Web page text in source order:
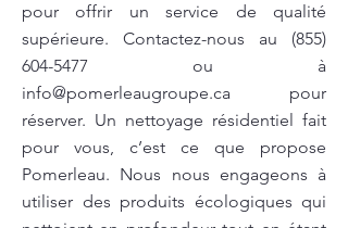
pour offrir un service de qualité
supérieure. Contactez-nous au (855)
604-5477 ou à
info@pomerleaugroupe.ca pour
réserver. Un nettoyage résidentiel fait
pour vous, c’est ce que propose
Pomerleau. Nous nous engageons à
utiliser des produits écologiques qui